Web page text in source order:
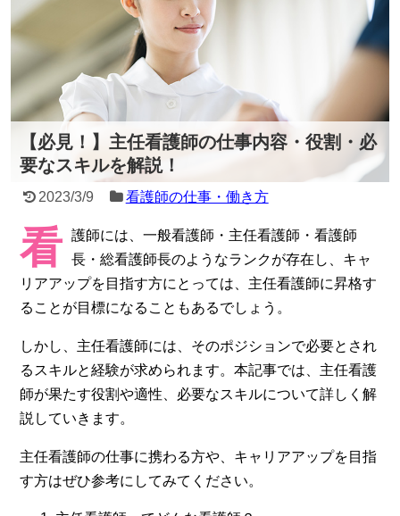
【必見！】主任看護師の仕事内容・役割・必
要なスキルを解説！
2023/3/9 看護師の仕事・働き方
看 護師には、一般看護師・主任看護師・看護師
長・総看護師長のようなランクが存在し、キャ
リアアップを目指す方にとっては、主任看護師に昇格す
ることが目標になることもあるでしょう。
しかし、主任看護師には、そのポジションで必要とされ
るスキルと経験が求められます。本記事では、主任看護
師が果たす役割や適性、必要なスキルについて詳しく解
説していきます。
主任看護師の仕事に携わる方や、キャリアアップを目指
す方はぜひ参考にしてみてください。